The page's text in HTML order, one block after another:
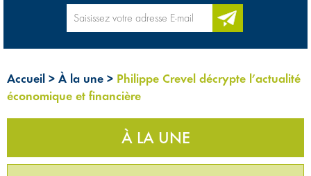
Accueil > À la une > Philippe Crevel décrypte l’actualité
économique et financière
À LA UNE